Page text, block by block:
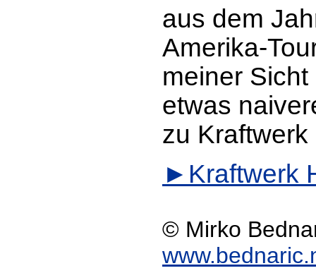
aus dem
Amerika-
meiner
etwas
zu
Kraftwerk
© Mirko